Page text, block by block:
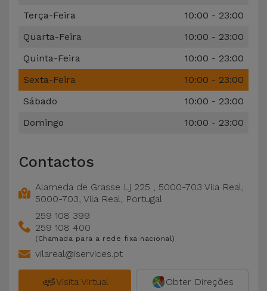
Acessórios
Computador
Acessórios
Tablet
Kids
Ver
tudo
Terça-Feira
10:00 - 23:00
Quarta-Feira
10:00 - 23:00
Quinta-Feira
10:00 - 23:00
Sexta-Feira
10:00 - 23:00
Sábado
10:00 - 23:00
Domingo
10:00 - 23:00
Contactos
Alameda de Grasse Lj 225 , 5000-703 Vila Real,
5000-703, Vila Real, Portugal
259 108 399
259 108 400
(Chamada para a rede fixa nacional)
vilareal@iservices.pt
Visita Virtual Obter Direções